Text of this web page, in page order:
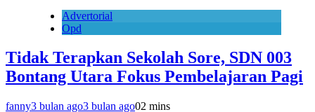
Advertorial
Opd
Tidak Terapkan Sekolah Sore, SDN 003
Bontang Utara Fokus Pembelajaran Pagi
fanny3 bulan ago3 bulan ago02 mins